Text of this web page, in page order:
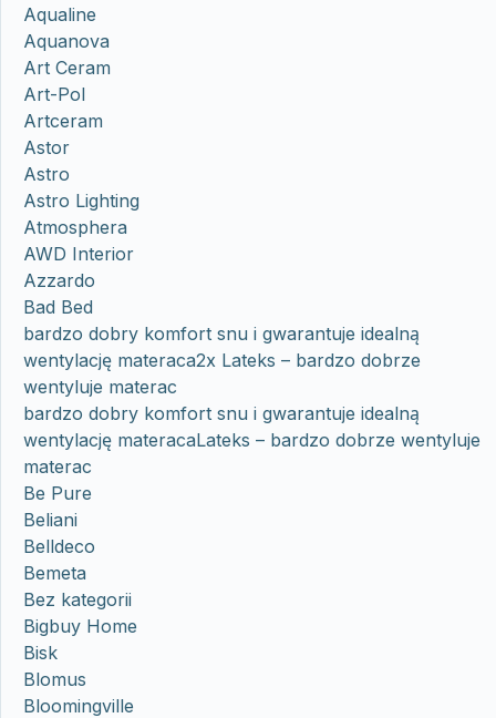
Aqualine
Aquanova
Art Ceram
Art-Pol
Artceram
Astor
Astro
Astro Lighting
Atmosphera
AWD Interior
Azzardo
Bad Bed
bardzo dobry komfort snu i gwarantuje idealną
wentylację materaca2x Lateks – bardzo dobrze
wentyluje materac
bardzo dobry komfort snu i gwarantuje idealną
wentylację materacaLateks – bardzo dobrze wentyluje
materac
Be Pure
Beliani
Belldeco
Bemeta
Bez kategorii
Bigbuy Home
Bisk
Blomus
Bloomingville